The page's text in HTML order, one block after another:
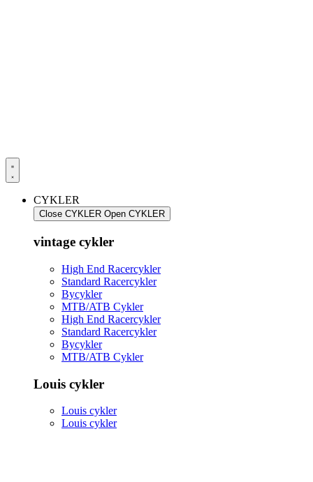
CYKLER
Close CYKLER Open CYKLER
vintage cykler
High End Racercykler
Standard Racercykler
Bycykler
MTB/ATB Cykler
High End Racercykler
Standard Racercykler
Bycykler
MTB/ATB Cykler
Louis cykler
Louis cykler
Louis cykler